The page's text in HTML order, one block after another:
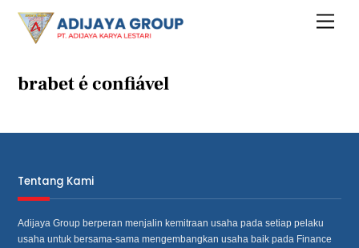
content
Menu
brabet é confiável
Tentang Kami
Adijaya Group berperan menjalin kemitraan usaha pada setiap pelaku
usaha untuk bersama‐sama mengembangkan usaha baik pada Finance